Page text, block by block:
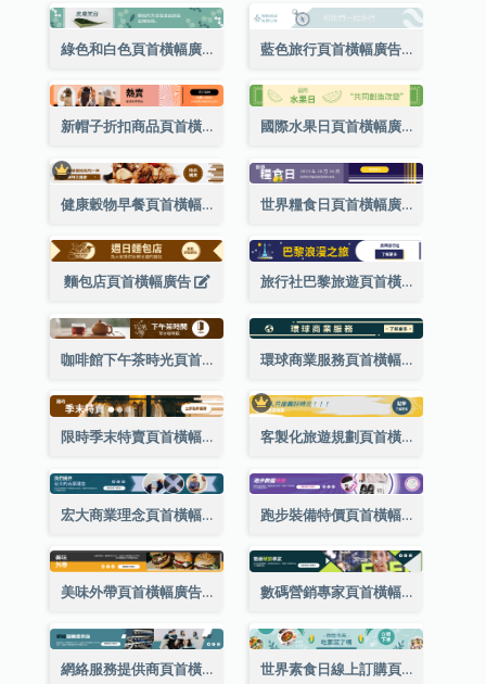
綠色和白色頁首橫幅廣告 藍色旅行頁首橫幅廣告
新帽子折扣商品頁首橫幅廣告 國際水果日頁首橫幅廣告（附標語）
健康穀物早餐頁首橫幅廣告(附購買網站超連結) 世界糧食日頁首橫幅廣告
麵包店頁首橫幅廣告 旅行社巴黎旅遊頁首橫幅廣告
咖啡館下午茶時光頁首橫幅廣告 環球商業服務頁首橫幅廣告
限時季末特賣頁首橫幅廣告 客製化旅遊規劃頁首橫幅廣告
宏大商業理念頁首橫幅廣告 跑步裝備特價頁首橫幅廣告
美味外帶頁首橫幅廣告 數碼營銷專家頁首橫幅廣告
網絡服務提供商頁首橫幅廣告 世界素食日線上訂購頁首橫幅廣告